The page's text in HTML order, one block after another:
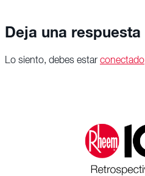
Deja una respuesta
Lo siento, debes estar conectado